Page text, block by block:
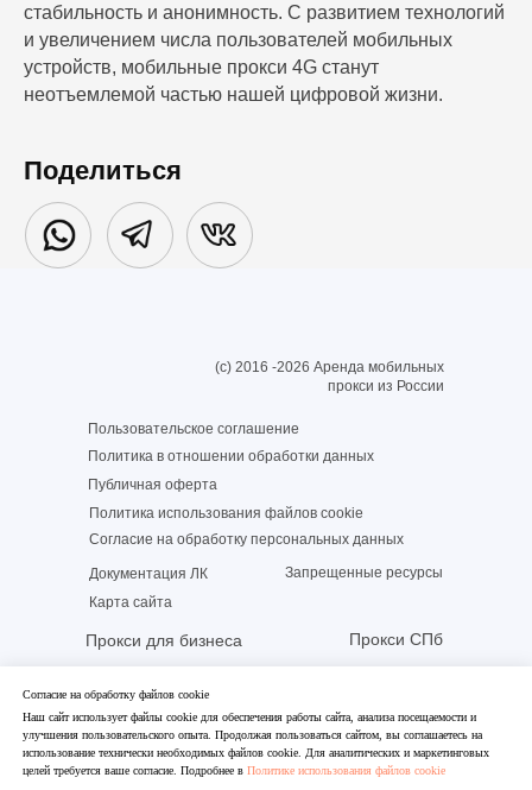
стабильность и анонимность. С развитием технологий
и увеличением числа пользователей мобильных
устройств, мобильные прокси 4G станут
неотъемлемой частью нашей цифровой жизни.
Поделиться
(c) 2016 -2026 Аренда мобильных
прокси из России
Прокси для бизнеса
Аренда прокси
Прокси СПб
Контакты
Политика в отношении обработки данных
Согласие на обработку персональных данных
Запрещенные ресурсы
Карта сайта
Документация ЛК
Политика использования файлов cookie
Публичная оферта
Пользовательское соглашение
Согласие на обработку файлов cookie
Наш сайт использует файлы cookie для обеспечения работы сайта, анализа посещаемости и
улучшения пользовательского опыта. Продолжая пользоваться сайтом, вы соглашаетесь на
использование технически необходимых файлов cookie. Для аналитических и маркетинговых
целей требуется ваше согласие. Подробнее в Политике использования файлов cookie